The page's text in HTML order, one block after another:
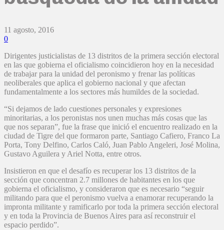
11 agosto, 2016
0
Dirigentes justicialistas de 13 distritos de la primera sección electoral
en las que gobierna el oficialismo coincidieron hoy en la necesidad
de trabajar para la unidad del peronismo y frenar las políticas
neoliberales que aplica el gobierno nacional y que afectan
fundamentalmente a los sectores más humildes de la sociedad.
“Si dejamos de lado cuestiones personales y expresiones
minoritarias, a los peronistas nos unen muchas más cosas que las
que nos separan”, fue la frase que inició el encuentro realizado en la
ciudad de Tigre del que formaron parte, Santiago Cafiero, Franco La
Porta, Tony Delfino, Carlos Caló, Juan Pablo Angeleri, José Molina,
Gustavo Aguilera y Ariel Notta, entre otros.
Insistieron en que el desafío es recuperar los 13 distritos de la
sección que concentran 2.7 millones de habitantes en los que
gobierna el oficialismo, y consideraron que es necesario “seguir
militando para que el peronismo vuelva a enamorar recuperando la
impronta militante y ramificarlo por toda la primera sección electoral
y en toda la Provincia de Buenos Aires para así reconstruir el
espacio perdido”.